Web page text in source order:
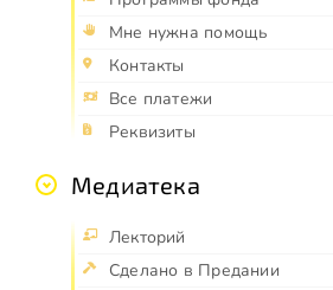
Мне нужна помощь
Контакты
Все платежи
Реквизиты
Медиатека
Лекторий
Сделано в Предании